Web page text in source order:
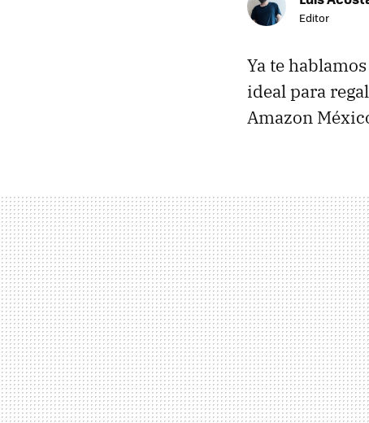
Editor
Ya te
ideal para
Amazon